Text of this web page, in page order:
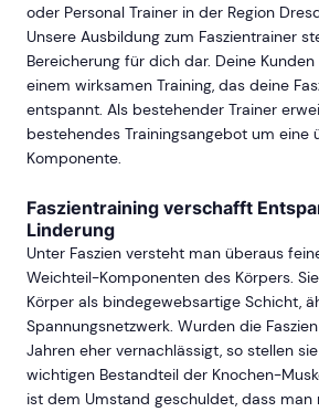
oder Personal Trainer in der Region
Unsere Ausbildung zum Faszientrainer
Bereicherung für dich dar. Deine
einem wirksamen Training, das deine
entspannt. Als bestehender Trainer
bestehendes Trainingsangebot um eine
Komponente.
Faszientraining verschafft
Linderung
Unter Faszien versteht man überaus
Weichteil-Komponenten des Körpers.
Körper als bindegewebsartige Schicht,
Spannungsnetzwerk. Wurden die
Jahren eher vernachlässigt, so stellen
wichtigen Bestandteil der Knochen-
ist dem Umstand geschuldet, dass